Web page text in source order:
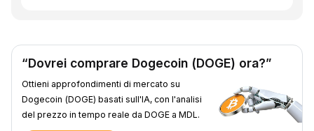
“Dovrei comprare Dogecoin (DOGE) ora?”
Ottieni approfondimenti di mercato su
Dogecoin (DOGE) basati sull'IA, con l'analisi
del prezzo in tempo reale da DOGE a MDL.